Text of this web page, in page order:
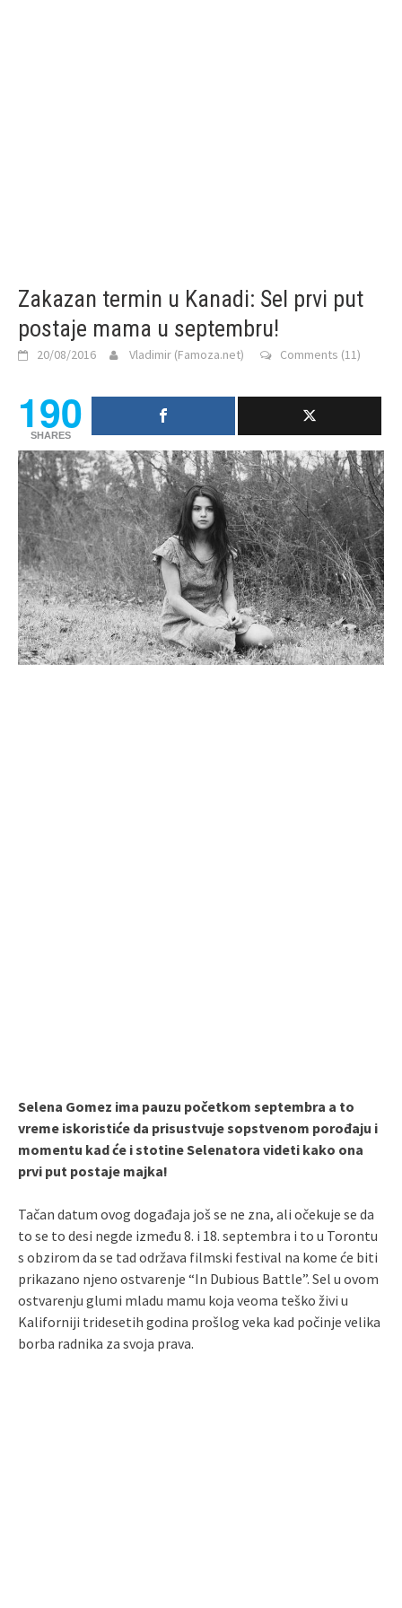
Zakazan termin u Kanadi: Sel prvi put
postaje mama u septembru!
20/08/2016 Vladimir (Famoza.net) Comments (11)
190
SHARES
Selena Gomez ima pauzu početkom septembra a to
vreme iskoristiće da prisustvuje sopstvenom porođaju i
momentu kad će i stotine Selenatora videti kako ona
prvi put postaje majka!
Tačan datum ovog događaja još se ne zna, ali očekuje se da
to se to desi negde između 8. i 18. septembra i to u Torontu
s obzirom da se tad održava filmski festival na kome će biti
prikazano njeno ostvarenje “In Dubious Battle”. Sel u ovom
ostvarenju glumi mladu mamu koja veoma teško živi u
Kaliforniji tridesetih godina prošlog veka kad počinje velika
borba radnika za svoja prava.